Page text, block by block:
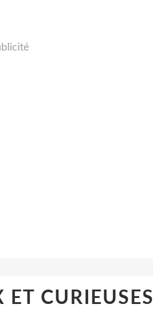
CURIEUSES